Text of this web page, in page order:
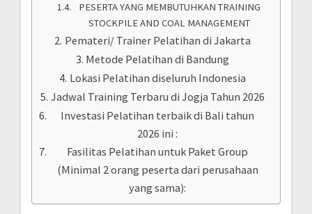
PESERTA YANG MEMBUTUHKAN TRAINING
STOCKPILE AND COAL MANAGEMENT
Pemateri/ Trainer Pelatihan di Jakarta
Metode Pelatihan di Bandung
Lokasi Pelatihan diseluruh Indonesia
Jadwal Training Terbaru di Jogja Tahun 2026
Investasi Pelatihan terbaik di Bali tahun
2026 ini :
Fasilitas Pelatihan untuk Paket Group
(Minimal 2 orang peserta dari perusahaan
yang sama):